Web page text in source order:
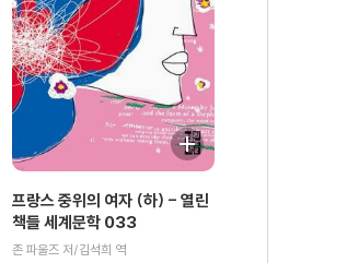
프랑스 중위의 여자 (하) - 열린
책들 세계문학 033
존 파울즈 저/김석희 역